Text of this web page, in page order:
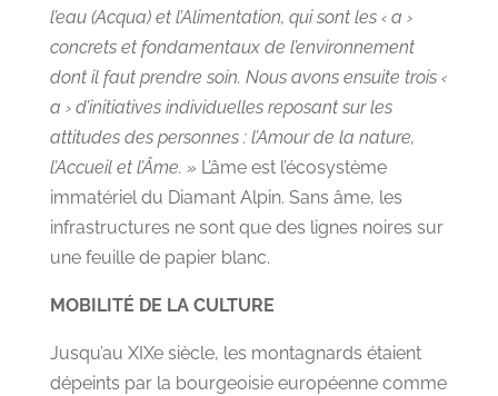
l’eau (Acqua) et l’Alimentation, qui sont les ‹ a ›
concrets et fondamentaux de l’environnement
dont il faut prendre soin. Nous avons ensuite trois ‹
a › d’initiatives individuelles reposant sur les
attitudes des personnes : l’Amour de la nature,
l’Accueil et l’Âme. » L’âme est l’écosystème
immatériel du Diamant Alpin. Sans âme, les
infrastructures ne sont que des lignes noires sur
une feuille de papier blanc.
MOBILITÉ DE LA CULTURE
Jusqu’au XIXe siècle, les montagnards étaient
dépeints par la bourgeoisie européenne comme